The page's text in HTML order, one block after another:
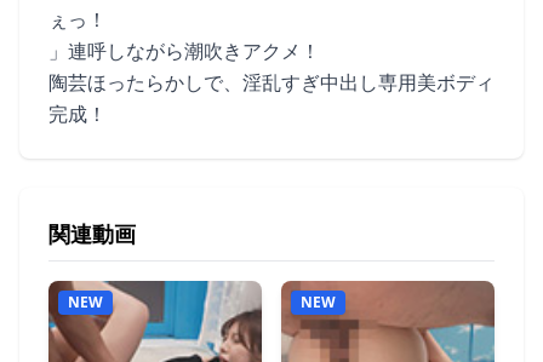
ぇっ！
」連呼しながら潮吹きアクメ！
陶芸ほったらかしで、淫乱すぎ中出し専用美ボディ
完成！
関連動画
NEW NEW